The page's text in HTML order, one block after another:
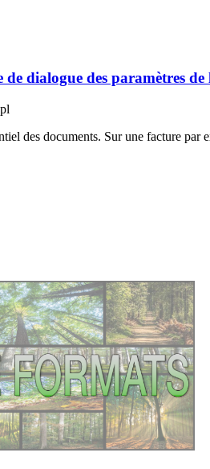
dialogue des paramètres de
des documents. Sur une facture